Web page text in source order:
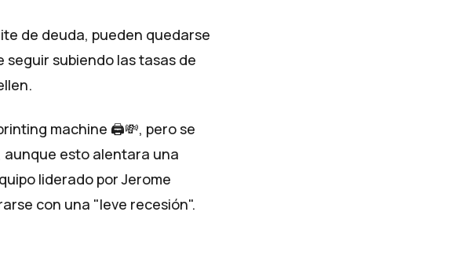
de deuda, pueden quedarse
seguir subiendo las tasas de
machine 🖨️💸, pero se
aunque esto alentara una
liderado por Jerome
con una "leve recesión".